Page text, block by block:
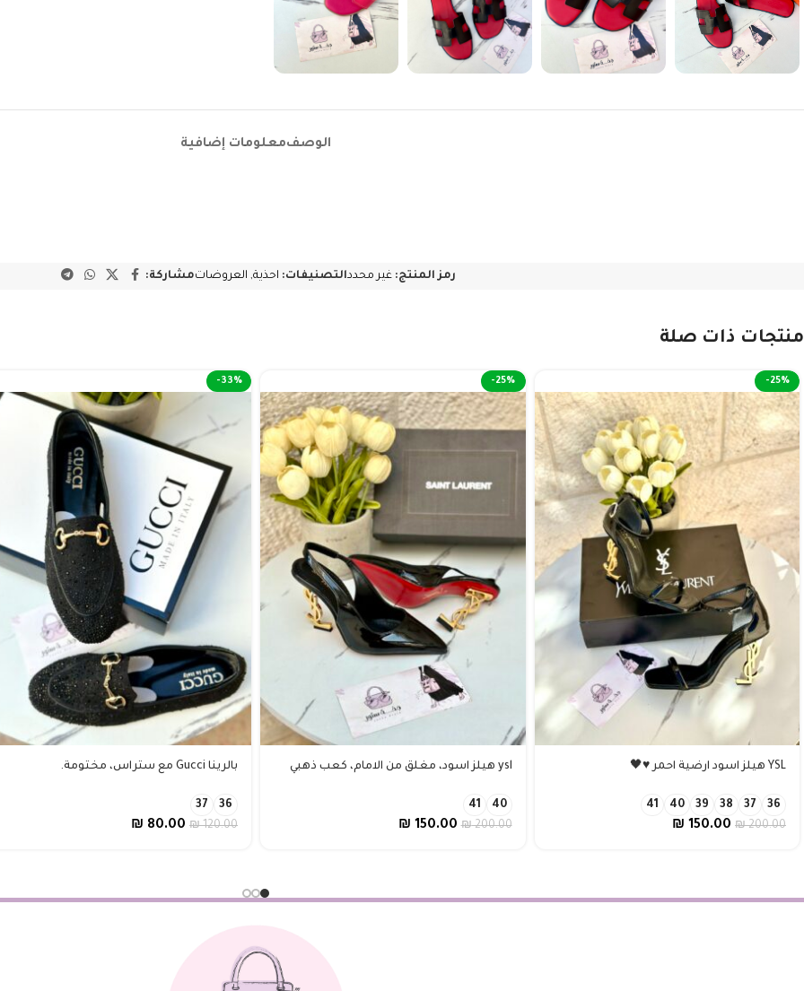
الوصفمعلومات إضافية
رمز المنتج: غير محددالتصنيفات: احذية, العروضاتمشاركة:
منتجات ذات صلة
-25%
YSL هيلز اسود ارضية احمر ♥️🖤
36
37
38
39
40
41
₪200.00
₪ 150.00
-25%
ysl هيلز اسود، مغلق من الامام، كعب ذهبي
40
41
₪200.00
₪ 150.00
-33%
بالرينا Gucci مع ستراس، مختومة.
36
37
₪120.00
₪ 80.00